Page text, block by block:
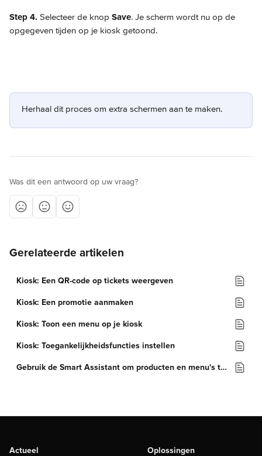
Step 4. Selecteer de knop Save. Je scherm wordt nu op de
opgegeven tijden op je kiosk getoond.
Herhaal dit proces om extra schermen aan te maken.
Was dit een antwoord op uw vraag?
Gerelateerde artikelen
Kiosk: Een QR-code op tickets weergeven
Kiosk: Een promotie aanmaken
Kiosk: Toon een menu op je kiosk
Kiosk: Toegankelijkheidsfuncties instellen
Gebruik de Smart Assistant om producten en menu's te verbeteren
Actueel Oplossingen